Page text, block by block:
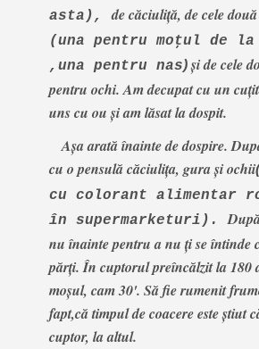
asta) ,de căciuliţă, de cele
(una pentru moţul de
,una pentru nas)şi de cele
pentru ochi. Am decupat cu un
uns cu ou şi am lăsat la dospit.
Aşa arată înainte de dospire.
cu o pensulă căciuliţa, gura şi ochii(
cu colorant alimentar
în supermarketuri) .
nu înainte pentru a nu ţi se întinde
părţi. În cuptorul preîncălzit la 180
moşul, cam 30'. Să fie rumenit
fapt,că timpul de coacere este ştiut
cuptor, la altul.